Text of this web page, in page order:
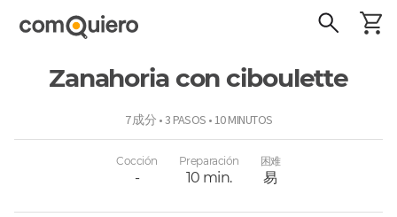
Zanahoria con ciboulette
7 成分 • 3 PASOS • 10 MINUTOS
Cocción
-
Preparación
10 min.
困难
易